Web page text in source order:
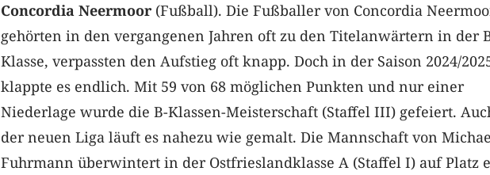
Concordia Neermoor (Fußball). Die Fußballer von Concordia
gehörten in den vergangenen Jahren oft zu den Titelanwärtern in der
Klasse, verpassten den Aufstieg oft knapp. Doch in der Saison 2024/
klappte es endlich. Mit 59 von 68 möglichen Punkten und nur einer
Niederlage wurde die B-Klassen-Meisterschaft (Staffel III) gefeiert.
der neuen Liga läuft es nahezu wie gemalt. Die Mannschaft von
Fuhrmann überwintert in der Ostfrieslandklasse A (Staffel I) auf Platz